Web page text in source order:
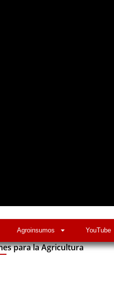
Agroinsumos YouTube
para la Agricultura